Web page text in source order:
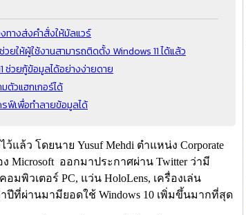
ทางส่งคำสั่งให้มัลแวร์
ให้ผู้ใช้งานสามารถติดตั้ง Windows 11 ได้แล้ว
ช่วยกู้ข้อมูลได้อย่างง่ายดาย
ตัวแฮกเกอร์ได้
ฟ์เพื่อทำลายข้อมูลได้
ล้ว โดยนาย Yusuf Mehdi ตำแหน่ง Corporate
อง Microsoft ออกมาประกาศผ่าน Twitter ว่ามี
พิวเตอร์ PC, แว่น HoloLens, เครื่องเล่น
ปีที่ผ่านมามียอดใช้ Windows 10 เพิ่มขึ้นมากที่สุด